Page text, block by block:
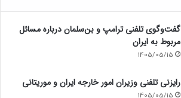
گفت‌وگوی تلفنی ترامپ و بن‌سلمان درباره مسائل
مربوط به ایران
1405/05/15
رایزنی تلفنی وزیران امور خارجه ایران و موریتانی
1405/05/15